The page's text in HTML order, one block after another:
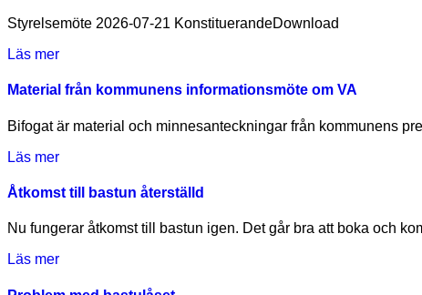
Styrelsemöte 2026-07-21 KonstituerandeDownload
Läs mer
Material från kommunens informationsmöte om VA
Bifogat är material och minnesanteckningar från kommunens
Läs mer
Åtkomst till bastun återställd
Nu fungerar åtkomst till bastun igen. Det går bra att boka och
Läs mer